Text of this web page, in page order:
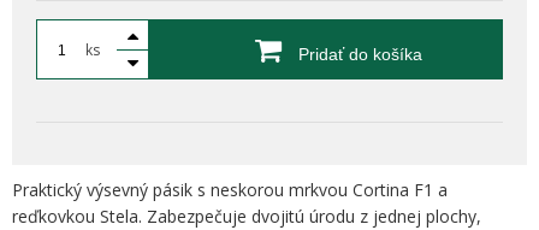
ks Pridať do košíka
Praktický výsevný pásik s neskorou mrkvou Cortina F1 a
reďkovkou Stela. Zabezpečuje dvojitú úrodu z jednej plochy,